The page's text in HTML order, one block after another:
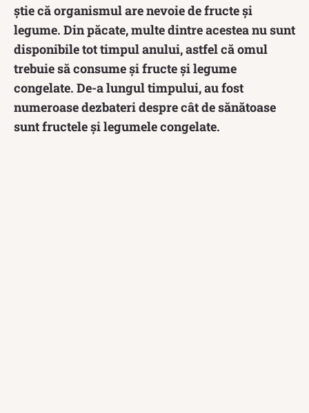
știe că organismul are nevoie de fructe și
legume. Din păcate, multe dintre acestea nu sunt
disponibile tot timpul anului, astfel că omul
trebuie să consume și fructe și legume
congelate. De-a lungul timpului, au fost
numeroase dezbateri despre cât de sănătoase
sunt fructele și legumele congelate.